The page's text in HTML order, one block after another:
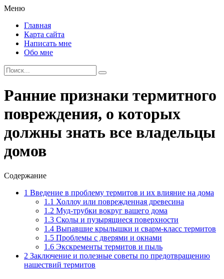
Меню
Главная
Карта сайта
Написать мне
Обо мне
Ранние признаки термитного
повреждения, о которых
должны знать все владельцы
домов
Содержание
1 Введение в проблему термитов и их влияние на дома
1.1 Холлоу или поврежденная древесина
1.2 Муд-трубки вокруг вашего дома
1.3 Сколы и пузырящиеся поверхности
1.4 Выпавшие крылышки и сварм-класс термитов
1.5 Проблемы с дверями и окнами
1.6 Экскременты термитов и пыль
2 Заключение и полезные советы по предотвращению
нашествий термитов